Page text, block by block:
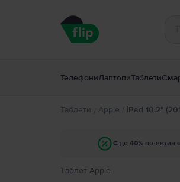
ТелефониЛаптопиТаблети
Таблети / Apple / iPad 10.2"
С до 40% по-евтин
Tаблет Apple